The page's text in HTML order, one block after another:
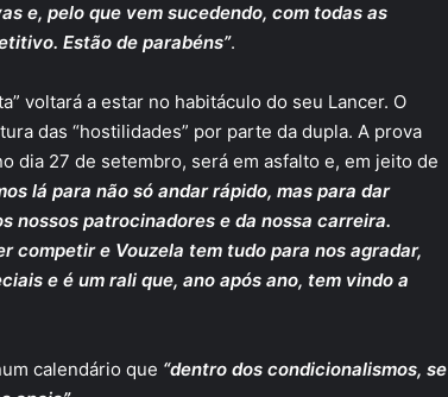
e, pelo que vem sucedendo, com todas as
Estão de parabéns”.
voltará a estar no habitáculo do seu Lancer. O
das “hostilidades” por parte da dupla. A prova
dia 27 de setembro, será em asfalto e, em jeito de
lá para não só andar rápido, mas para dar
nossos patrocinadores e da nossa carreira.
competir e Vouzela tem tudo para nos agradar,
e é um rali que, ano após ano, tem vindo a
calendário que “dentro dos condicionalismos, se